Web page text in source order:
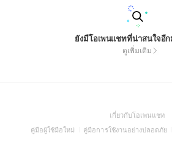
ยังมีโอเพนแชทที่น่าสนใจอี
ดูเพิ่มเติม
เกี่ยวกับโอเพนแชท
in
คู่มือผู้ใช้มือใหม่
(Open
คู่มือการใช้งานอย่างปลอดภัย